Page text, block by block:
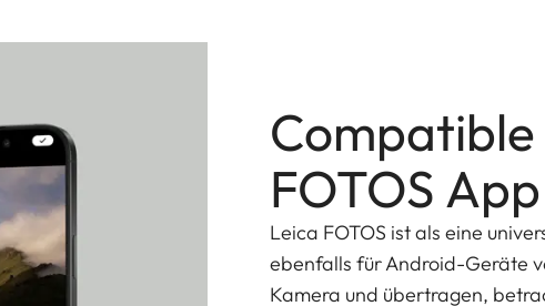
FOTOS App
Leica FOTOS ist als eine
ebenfalls für Android-Geräte
Kamera und übertragen,